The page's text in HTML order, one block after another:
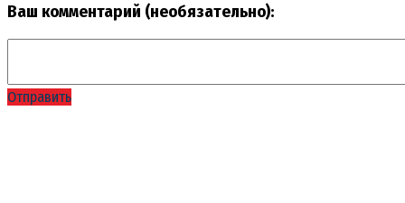
Ваш комментарий (необязательно):
Отправить